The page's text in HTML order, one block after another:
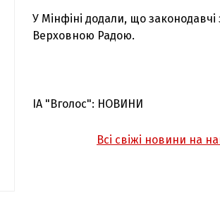
У Мінфіні додали, що
Верховною Радою.
ІА "Вголос": НОВИНИ
Всі свіжі новини на